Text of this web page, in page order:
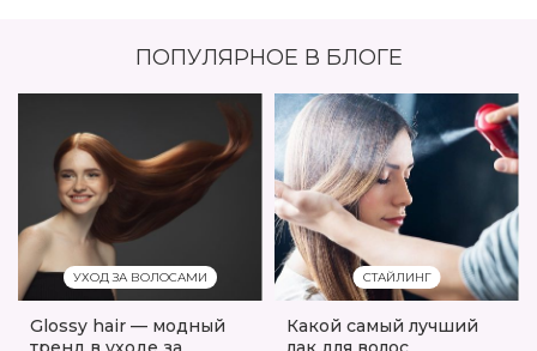
ПОПУЛЯРНОЕ В БЛОГЕ
УХОД ЗА ВОЛОСАМИ
Glossy hair — модный
СТАЙЛИНГ
Какой самый лучший